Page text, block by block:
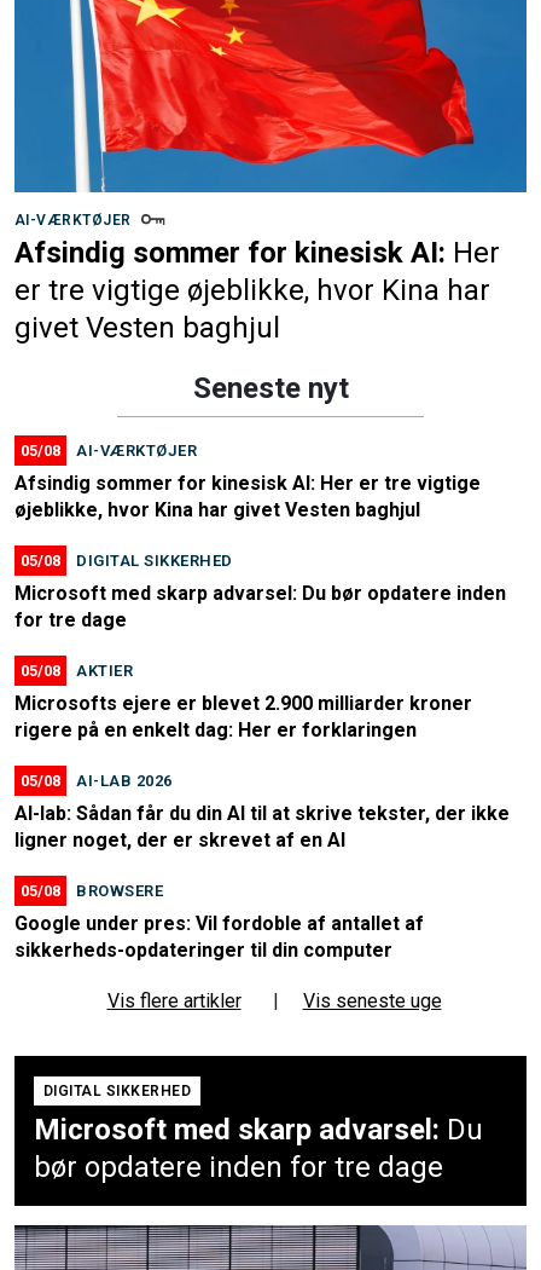
AI-VÆRKTØJER
Afsindig sommer for kinesisk AI: Her
er tre vigtige øjeblikke, hvor Kina har
givet Vesten baghjul
Seneste nyt
05/08 AI-VÆRKTØJER
Afsindig sommer for kinesisk AI: Her er tre vigtige
øjeblikke, hvor Kina har givet Vesten baghjul
05/08 DIGITAL SIKKERHED
Microsoft med skarp advarsel: Du bør opdatere inden
for tre dage
05/08 AKTIER
Microsofts ejere er blevet 2.900 milliarder kroner
rigere på en enkelt dag: Her er forklaringen
05/08 AI-LAB 2026
AI-lab: Sådan får du din AI til at skrive tekster, der ikke
ligner noget, der er skrevet af en AI
05/08 BROWSERE
Google under pres: Vil fordoble af antallet af
sikkerheds-opdateringer til din computer
Vis flere artikler | Vis seneste uge
DIGITAL SIKKERHED
Microsoft med skarp advarsel: Du
bør opdatere inden for tre dage